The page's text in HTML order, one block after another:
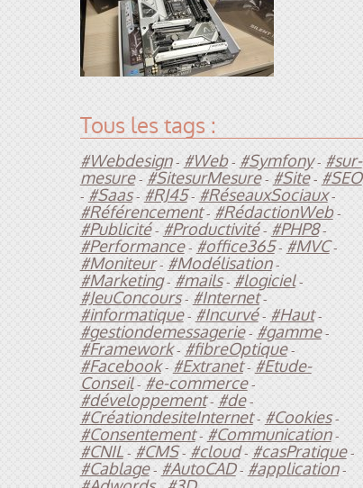
Tous les tags :
#Webdesign- #Web- #Symfony- #sur-
mesure- #SitesurMesure- #Site- #SEO
- #Saas- #RJ45- #RéseauxSociaux-
#Référencement- #RédactionWeb-
#Publicité- #Productivité- #PHP8-
#Performance- #office365- #MVC-
#Moniteur- #Modélisation-
#Marketing- #mails- #logiciel-
#JeuConcours- #Internet-
#informatique- #Incurvé- #Haut-
#gestiondemessagerie- #gamme-
#Framework- #fibreOptique-
#Facebook- #Extranet- #Etude-
Conseil- #e-commerce-
#développement- #de-
#CréationdesiteInternet- #Cookies-
#Consentement- #Communication-
#CNIL- #CMS- #cloud- #casPratique-
#Cablage- #AutoCAD- #application-